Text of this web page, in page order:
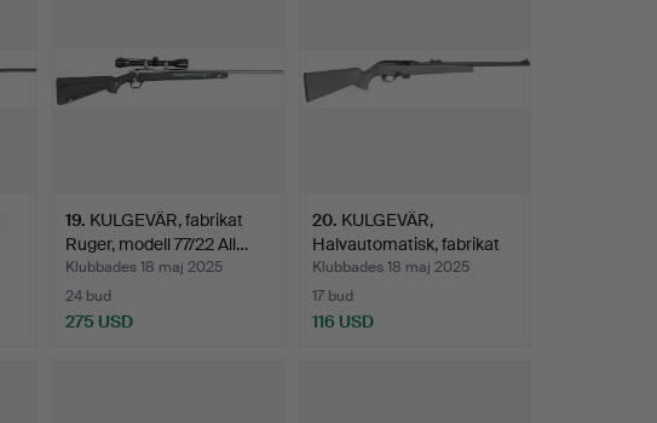
19. KULGEVÄR, fabrikat
Ruger, modell 77/22 All…
Klubbades 18 maj 2025
24 bud
275 USD
20. KULGEVÄR,
Halvautomatisk, fabrikat
Remingt…
Klubbades 18 maj 2025
17 bud
116 USD